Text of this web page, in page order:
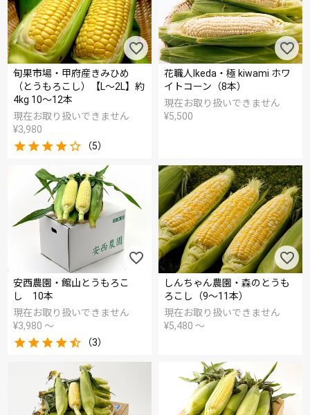
旬果市場・甲府産きみひめ
（とうもろこし）【L～2L】約
4kg 10～12本
現在お取り扱いできません
¥3,980
（5）
花職人Ikeda・極 kiwami ホワ
イトコーン（8本）
現在お取り扱いできません
¥5,500
安西農園・館山とうもろこ
し 10本
現在お取り扱いできません
¥3,980 〜
（3）
しんちゃん農園・森のとうも
ろこし（9～11本）
現在お取り扱いできません
¥5,480 〜